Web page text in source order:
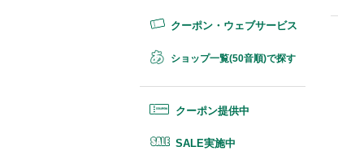
クーポン・ウェブサービス
ショップ一覧(50音順)で探す
クーポン提供中
SALE実施中